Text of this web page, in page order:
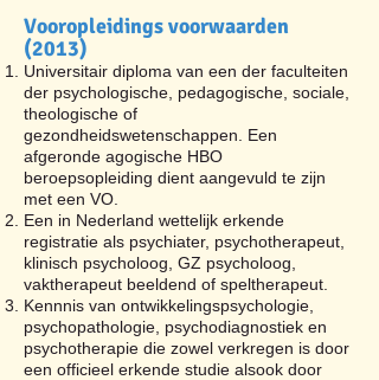
Vooropleidings voorwaarden
(2013)
Universitair diploma van een der faculteiten
der psychologische, pedagogische, sociale,
theologische of
gezondheidswetenschappen. Een
afgeronde agogische HBO
beroepsopleiding dient aangevuld te zijn
met een VO.
Een in Nederland wettelijk erkende
registratie als psychiater, psychotherapeut,
klinisch psycholoog, GZ psycholoog,
vaktherapeut beeldend of speltherapeut.
Kennnis van ontwikkelingspsychologie,
psychopathologie, psychodiagnostiek en
psychotherapie die zowel verkregen is door
een officieel erkende studie alsook door